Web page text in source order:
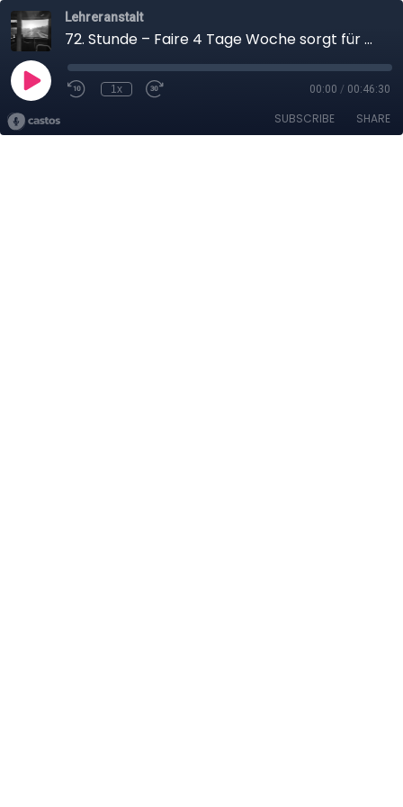
Lehreranstalt
72. Stunde – Faire 4 Tage Woche sorgt für windiges Clickbating
1x 00:00 / 00:46:30
SUBSCRIBE SHARE